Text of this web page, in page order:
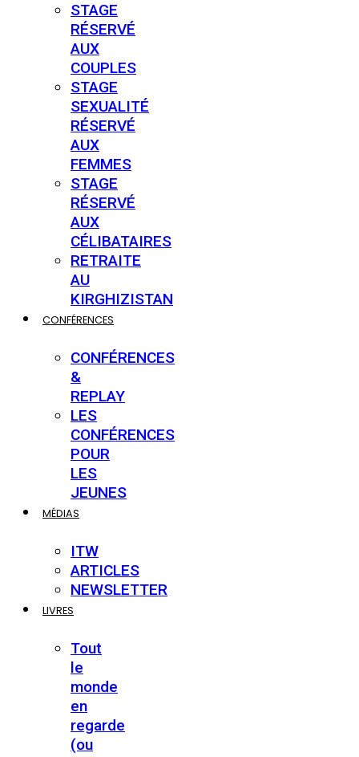
STAGE
RÉSERVÉ
AUX
COUPLES
STAGE
SEXUALITÉ
RÉSERVÉ
AUX
FEMMES
STAGE
RÉSERVÉ
AUX
CÉLIBATAIRES
RETRAITE
AU
KIRGHIZISTAN
CONFÉRENCES
CONFÉRENCES
&
REPLAY
LES
CONFÉRENCES
POUR
LES
JEUNES
MÉDIAS
ITW
ARTICLES
NEWSLETTER
LIVRES
Tout
le
monde
en
regarde
(ou